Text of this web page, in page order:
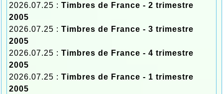
2026.07.25 : Timbres de France - 2 trimestre
2005
2026.07.25 : Timbres de France - 3 trimestre
2005
2026.07.25 : Timbres de France - 4 trimestre
2005
2026.07.25 : Timbres de France - 1 trimestre
2005